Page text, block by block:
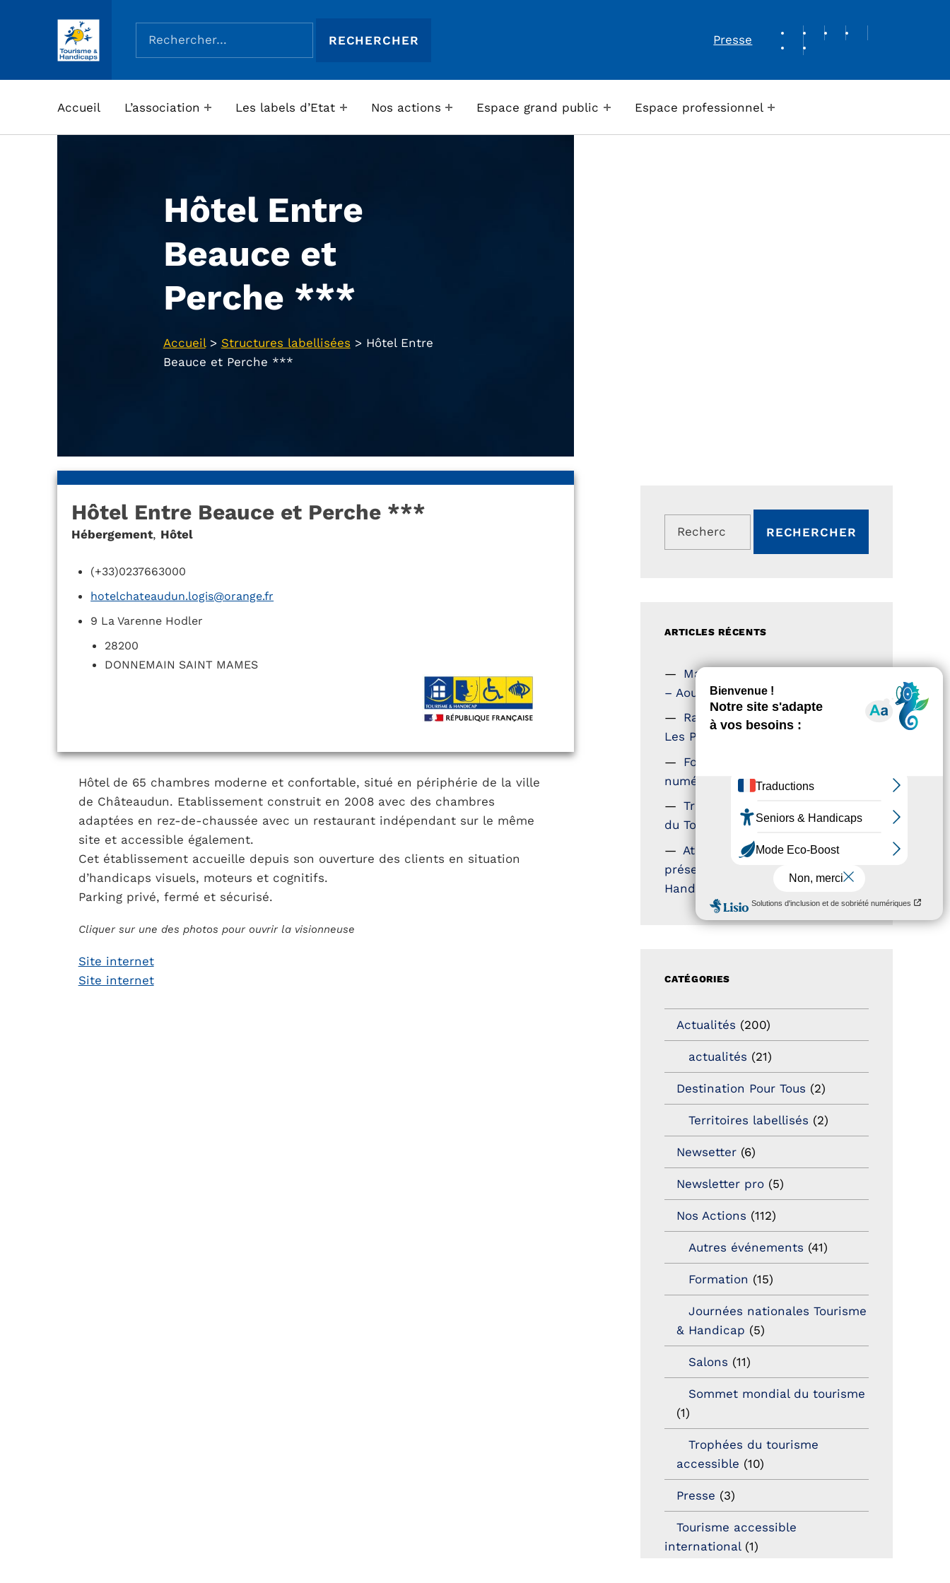
ASSOCIATION TOURISME ET HANDICAPS
Rechercher :
Presse
REVUE DE PRESSE
Accueil L’association Les labels d’Etat Nos actions Espace grand public Espace professionnel
Hôtel Entre
Beauce et
Perche ***
Accueil> Structures labellisées > Hôtel Entre
Beauce et Perche ***
Hôtel Entre Beauce et Perche ***
Hébergement, Hôtel
(+33)0237663000
hotelchateaudun.logis@orange.fr
9 La Varenne Hodler
28200
DONNEMAIN SAINT MAMES
Hôtel de 65 chambres moderne et confortable, situé en périphérie de la ville
de Châteaudun. Etablissement construit en 2008 avec des chambres
adaptées en rez-de-chaussée avec un restaurant indépendant sur le même
site et accessible également.
Cet établissement accueille depuis son ouverture des clients en situation
d’handicaps visuels, moteurs et cognitifs.
Parking privé, fermé et sécurisé.
Cliquer sur une des photos pour ouvrir la visionneuse
Site internet
Site internet
Rechercher :
ARTICLES RÉCENTS
Magazine Tourisme Accessible
– Aout 2026
Rallye Aicha des Gazelles –
Les Petillantes
Formation Communication
numérique
Trophées Horizons – Acteurs
du Tourisme Durable
Atout France – flyer
présentation label Tourisme &
Handicap
CATÉGORIES
Actualités (200)
actualités (21)
Destination Pour Tous (2)
Territoires labellisés (2)
Newsetter (6)
Newsletter pro (5)
Nos Actions (112)
Autres événements (41)
Formation (15)
Journées nationales Tourisme
& Handicap (5)
Salons (11)
Sommet mondial du tourisme
(1)
Trophées du tourisme
accessible (10)
Presse (3)
Tourisme accessible
international(1)